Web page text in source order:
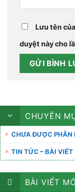
Lưu tên
duyệt này cho
CHUYÊN
CHƯA ĐƯỢC PHÂN
TIN TỨC – BÀI VIẾT
BÀI VIẾT